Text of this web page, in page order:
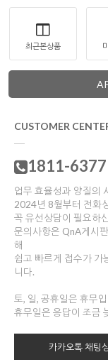
최근본상품
CUSTOMER
1811-6377
업무 효율성과 양질의
2024년 8월부터 전화
꼭 유선상담이 필요하
문의사항은 QnA게시
해
쉽고 빠르게 접수가 가
니다.
토, 일, 공휴일은 휴무
휴무일은 응답이 조금
카카오톡 채팅